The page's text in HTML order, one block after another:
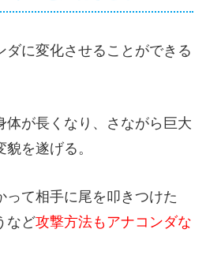
ダに変化させることができる
体が長くなり、さながら巨大
を遂げる。
って相手に尾を叩きつけた
など攻撃方法もアナコンダな